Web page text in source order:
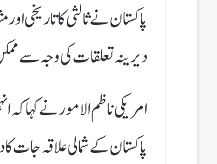
پاکستان نے ثالثی کا تاریخی
دیرینہ تعلقات کی وجہ سے
امریکی ناظم الامور نے کہا کہ
پاکستان کے شمالی علاقہ جات